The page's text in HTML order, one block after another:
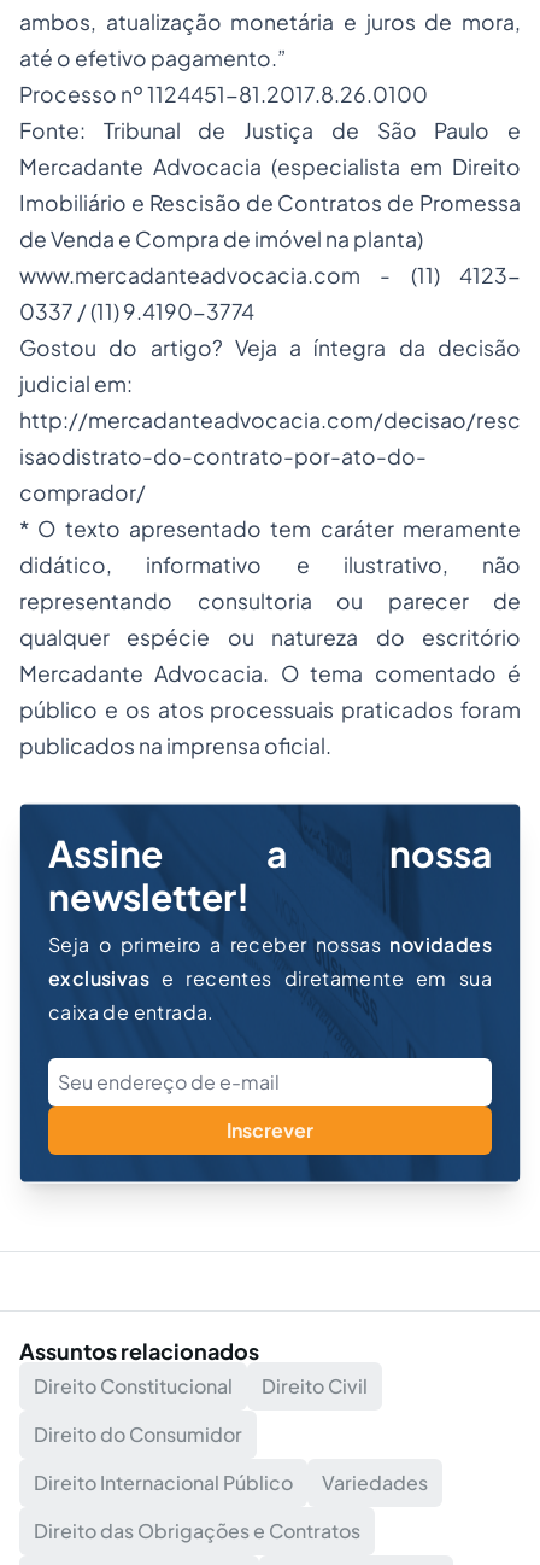
ambos, atualização monetária e juros de mora,
até o efetivo pagamento.”
Processo nº 1124451-81.2017.8.26.0100
Fonte: Tribunal de Justiça de São Paulo e
Mercadante Advocacia (especialista em Direito
Imobiliário e Rescisão de Contratos de Promessa
de Venda e Compra de imóvel na planta)
www.mercadanteadvocacia.com
- (11) 4123-
0337 / (11) 9.4190-3774
Gostou do artigo? Veja a íntegra da decisão
judicial em:
http://mercadanteadvocacia.com/decisao/resc
isaodistrato-do-contrato-por-ato-do-
comprador/
* O texto apresentado tem caráter meramente
didático, informativo e ilustrativo, não
representando consultoria ou parecer de
qualquer espécie ou natureza do escritório
Mercadante Advocacia. O tema comentado é
público e os atos processuais praticados foram
publicados na imprensa oficial.
Assine a nossa
newsletter!
Seja o primeiro a receber nossas novidades
exclusivas e recentes diretamente em sua
caixa de entrada.
Inscrever
Assuntos relacionados
Direito Constitucional
Direito Civil
Direito do Consumidor
Direito Internacional Público
Variedades
Direito das Obrigações e Contratos